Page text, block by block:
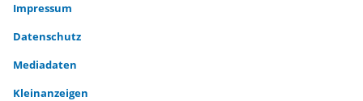
Impressum
Datenschutz
Mediadaten
Kleinanzeigen